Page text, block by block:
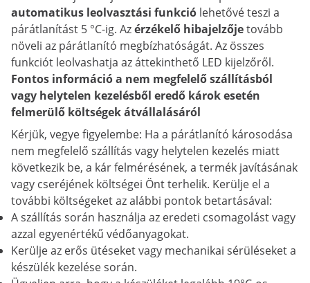
automatikus leolvasztási funkció lehetővé teszi a
párátlanítást 5 °C-ig. Azérzékelő hibajelzőjetovább
növeli az párátlanító megbízhatóságát. Az összes
funkciót leolvashatja az áttekinthető LED kijelzőről.
Fontos információ a nem megfelelő szállításból
vagy helytelen kezelésből eredő károk esetén
felmerülő költségek átvállalásáról
Kérjük, vegye figyelembe: Ha a párátlanító károsodása
nem megfelelő szállítás vagy helytelen kezelés miatt
következik be, a kár felmérésének, a termék javításának
vagy cseréjének költségei Önt terhelik. Kerülje el a
további költségeket az alábbi pontok betartásával:
A szállítás során használja az eredeti csomagolást vagy
azzal egyenértékű védőanyagokat.
Kerülje az erős ütéseket vagy mechanikai sérüléseket a
készülék kezelése során.